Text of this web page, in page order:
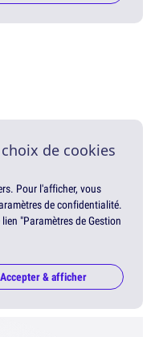
de cookies
Pour l'afficher, vous
de confidentialité.
"Paramètres de Gestion
Accepter & afficher